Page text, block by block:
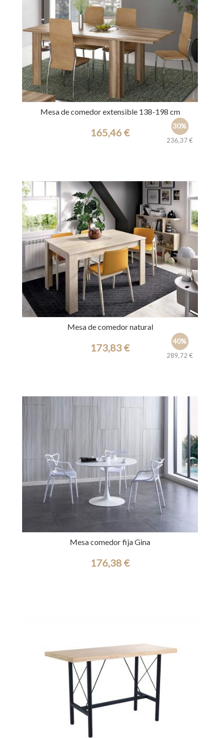
Mesa de comedor extensible 138-198 cm
30%
236,37 €
165,46 €
Mesa de comedor natural
40%
289,72 €
173,83 €
Mesa comedor fija Gina
176,38 €